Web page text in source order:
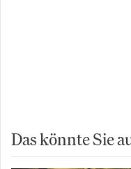
Das könnte Sie